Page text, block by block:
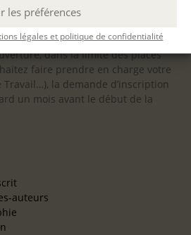
les préférences
légales et politique de confidentialité
nos salles).
sont ouvertes jusqu’au dernier
dans la limite des places
faire prendre en charge votre
la demande d’inscription
un mois avant le début de la
auteurs